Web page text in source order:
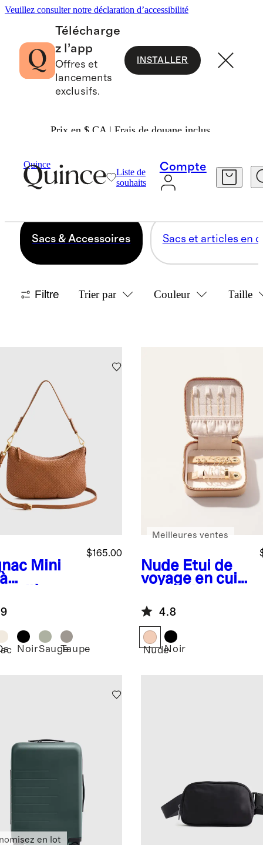
Veuillez consulter notre déclaration d’accessibilité
Télécharge
z l’app
Offres et
lancements
exclusifs.
INSTALLER
Prix en $ CA | Frais de douane inclus.
Quince
Liste de
souhaits
Compte
SACS & ACCESSOIRES
171 articles
Sacs & Accessoires Sacs et articles en
Filtre Trier par Couleur Taille
Mini
tissé à
$165.00
NoirSaugeTaupe
Nude Étui de
voyage en cuir
Meilleures ventes
4.8
NudeNoir
en lot